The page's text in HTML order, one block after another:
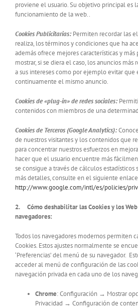
proviene el usuario. Su objetivo principal es
funcionamiento de la web..
Cookies Publicitarias: Permiten recordar las
realiza, los términos y condiciones que ha
además ofrece mejores características y
mostrar, si se diera el caso, los anuncios
a sus intereses como por ejemplo evitar que
continuamente el mismo anuncio.
Cookies de «plug-in» de redes sociales:
contenidos con miembros de una
Cookies de Terceros (Google Analytics):
de nuestros visitantes y los contenidos que
para concentrar nuestros esfuerzos en
hacer que el usuario encuentre más
se consigue a través de cálculos estadísticos
más detalles, consulte en el siguiente
http://www.google.com/intl/es/policies/
2. Cómo deshabilitar las Cookies y los
navegadores:
Todos los navegadores modernos permiten
Cookies. Estos ajustes normalmente se
‘Preferencias’ del menú de su navegador.
acceder al menú de configuración de las
navegación privada en cada uno de los
Chrome: Configuración → Mostrar
Privacidad → Configuración de